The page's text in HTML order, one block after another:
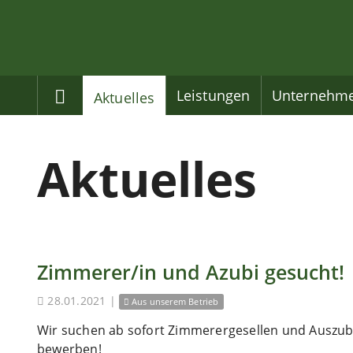
Home
Aktuelles Leistungen
Aktuelles
Zimmerer/in und Azubi gesucht!
28.01.2021 | Aus unserem Betrieb
Wir suchen ab sofort Zimmerergesellen und
bewerben!